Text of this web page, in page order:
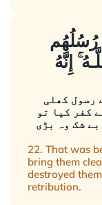
رُسُلُهُم
إِنَّهُ
رسول کھلی
کفر کیا تو
شک وہ بڑی
22. That was
bring them
destroyed
retribution.